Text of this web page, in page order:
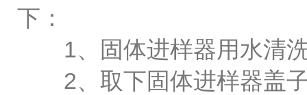
下：
1、固体进样器用水清洗
2、取下固体进样器盖子